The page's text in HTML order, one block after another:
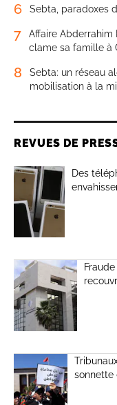
6 Sebta, paradoxes
7
Affaire Abderrahim
clame sa famille à
8
Sebta: un réseau
mobilisation à la
REVUES DE
Des
sonnette